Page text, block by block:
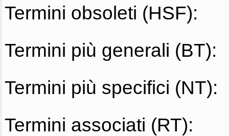
Termini obsoleti (HSF):
Termini più generali (BT):
Termini più specifici (NT):
Termini associati (RT):